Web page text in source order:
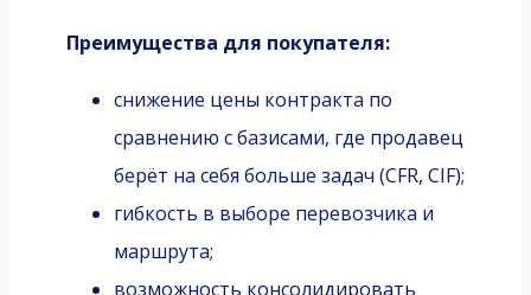
Преимущества для покупателя:
снижение цены контракта по
сравнению с базисами, где продавец
берёт на себя больше задач (CFR, CIF);
гибкость в выборе перевозчика и
маршрута;
возможность консолидировать